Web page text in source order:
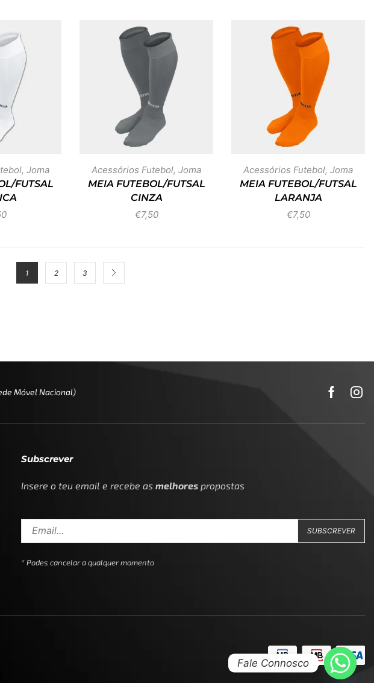
, Joma
FUTSAL
Acessórios Futebol, Joma
MEIA FUTEBOL/FUTSAL
CINZA
€7,50
Acessórios Futebol, Joma
MEIA FUTEBOL/FUTSAL
LARANJA
€7,50
1 2 3
Móvel Nacional)
Subscrever
Insere o teu email e recebe asmelhores propostas
* Podes cancelar a qualquer momento
Fale Connosco